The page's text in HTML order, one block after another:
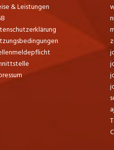
& Leistungen